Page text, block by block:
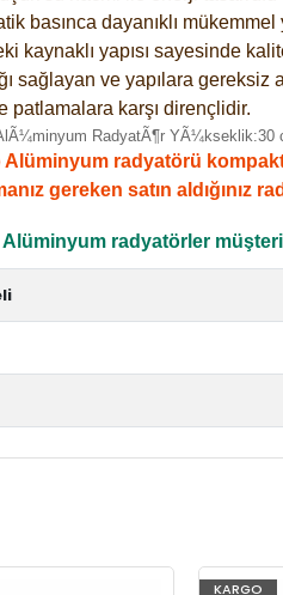
basınca dayanıklı mükemmel
kaynaklı yapısı sayesinde
sağlayan ve yapılara gereksiz
patlamalara karşı dirençlidir.
Alüminyum radyatörü
gereken satın aldığınız
Alüminyum radyatörler
KARGO